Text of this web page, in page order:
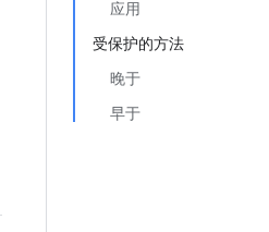
应用
受保护的方法
晚于
早于